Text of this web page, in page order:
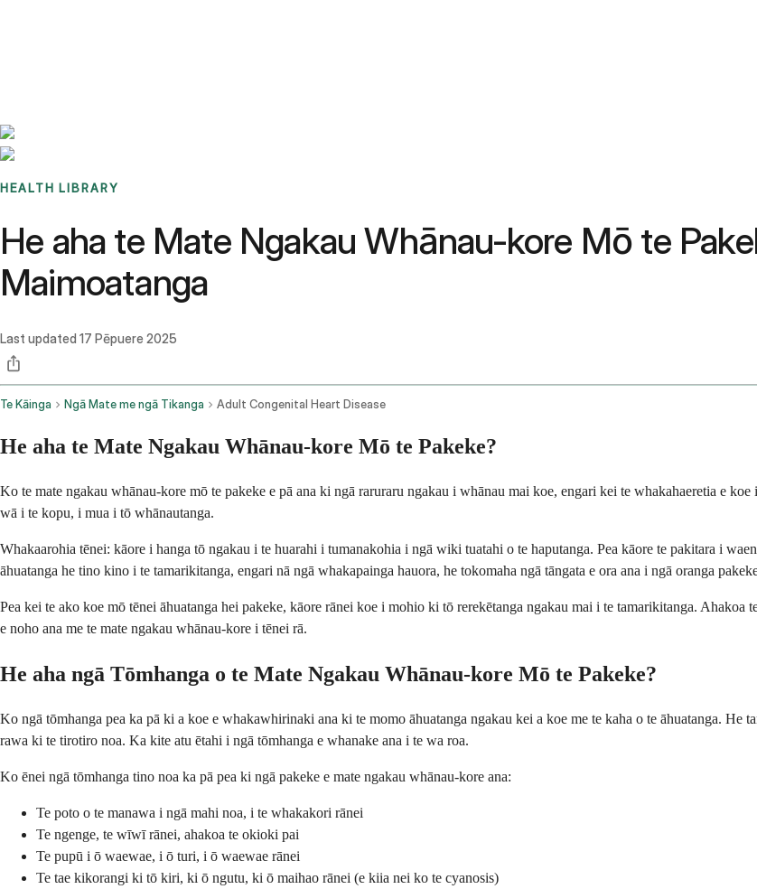
HEALTH LIBRARY
He aha te Mate Ngakau Whānau-kore Mō te
Maimoatanga
Last updated 17 Pēpuere 2025
Te Kāinga Ngā Mate me ngā Tikanga Adult Congenital Heart Disease
He aha te Mate Ngakau Whānau-kore Mō te Pakeke?
Ko te mate ngakau whānau-kore mō te pakeke e pā ana ki ngā raruraru ngakau i whānau mai koe, engari kei te whakahaeretia e
wā i te kopu, i mua i tō whānautanga.
Whakaarohia tēnei: kāore i hanga tō ngakau i te huarahi i tumanakohia i ngā wiki tuatahi o te haputanga. Pea kāore te pakitara i
āhuatanga he tino kino i te tamarikitanga, engari nā ngā whakapainga hauora, he tokomaha ngā tāngata e ora ana i ngā oranga
Pea kei te ako koe mō tēnei āhuatanga hei pakeke, kāore rānei koe i mohio ki tō rerekētanga ngakau mai i te tamarikitanga.
e noho ana me te mate ngakau whānau-kore i tēnei rā.
He aha ngā Tōmhanga o te Mate Ngakau Whānau-kore Mō te Pakeke?
Ko ngā tōmhanga pea ka pā ki a koe e whakawhirinaki ana ki te momo āhuatanga ngakau kei a koe me te kaha o te āhuatanga. He
rawa ki te tirotiro noa. Ka kite atu ētahi i ngā tōmhanga e whanake ana i te wa roa.
Ko ēnei ngā tōmhanga tino noa ka pā pea ki ngā pakeke e mate ngakau whānau-kore ana:
Te poto o te manawa i ngā mahi noa, i te whakakori rānei
Te ngenge, te wīwī rānei, ahakoa te okioki pai
Te pupū i ō waewae, i ō turi, i ō waewae rānei
Te tae kikorangi ki tō kiri, ki ō ngutu, ki ō maihao rānei (e kiia nei ko te cyanosis)